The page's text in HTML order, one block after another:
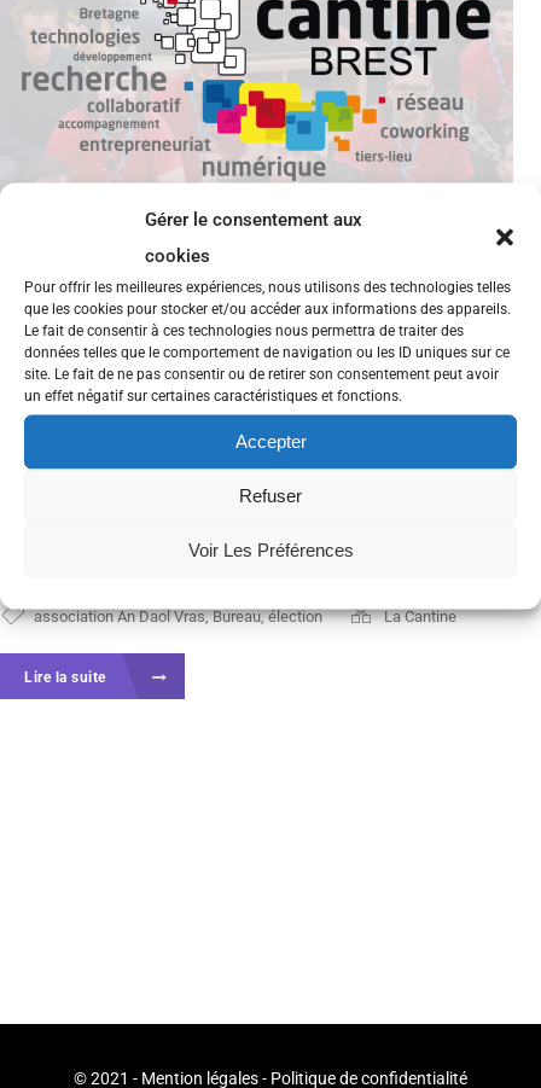
Gérer le consentement aux
cookies
Pour offrir les meilleures expériences, nous utilisons des technologies telles
que les cookies pour stocker et/ou accéder aux informations des appareils.
Le fait de consentir à ces technologies nous permettra de traiter des
données telles que le comportement de navigation ou les ID uniques sur ce
site. Le fait de ne pas consentir ou de retirer son consentement peut avoir
un effet négatif sur certaines caractéristiques et fonctions.
Accepter
Refuser
Voir Les Préférences
Nouveau bureau An Daol Vras
La semaine dernière a eu lieu le Conseil
d’administration de l’association An Daol Vras. Suite
à la démission d’une partie du bureau, une élection a
donc eu lieu et deux nouveaux membres ont rejoint
l’équipe: Horacio GONZALEZ et...
association An Daol Vras,Bureau,élection La Cantine
Lire la suite
© 2021 - Mention légales- Politique de confidentialité